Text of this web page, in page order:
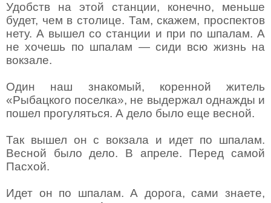
Удобств на этой станции, конечно, меньше
будет, чем в столице. Там, скажем, проспектов
нету. А вышел со станции и при по шпалам. А
не хочешь по шпалам — сиди всю жизнь на
вокзале.
Один наш знакомый, коренной житель
«Рыбацкого поселка», не выдержал однажды и
пошел прогуляться. А дело было еще весной.
Так вышел он с вокзала и идет по шпалам.
Весной было дело. В апреле. Перед самой
Пасхой.
Идет он по шпалам. А дорога, сами знаете,